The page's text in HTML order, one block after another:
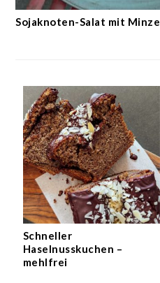
Sojaknoten-Salat mit Minze
Schneller
Haselnusskuchen –
mehlfrei